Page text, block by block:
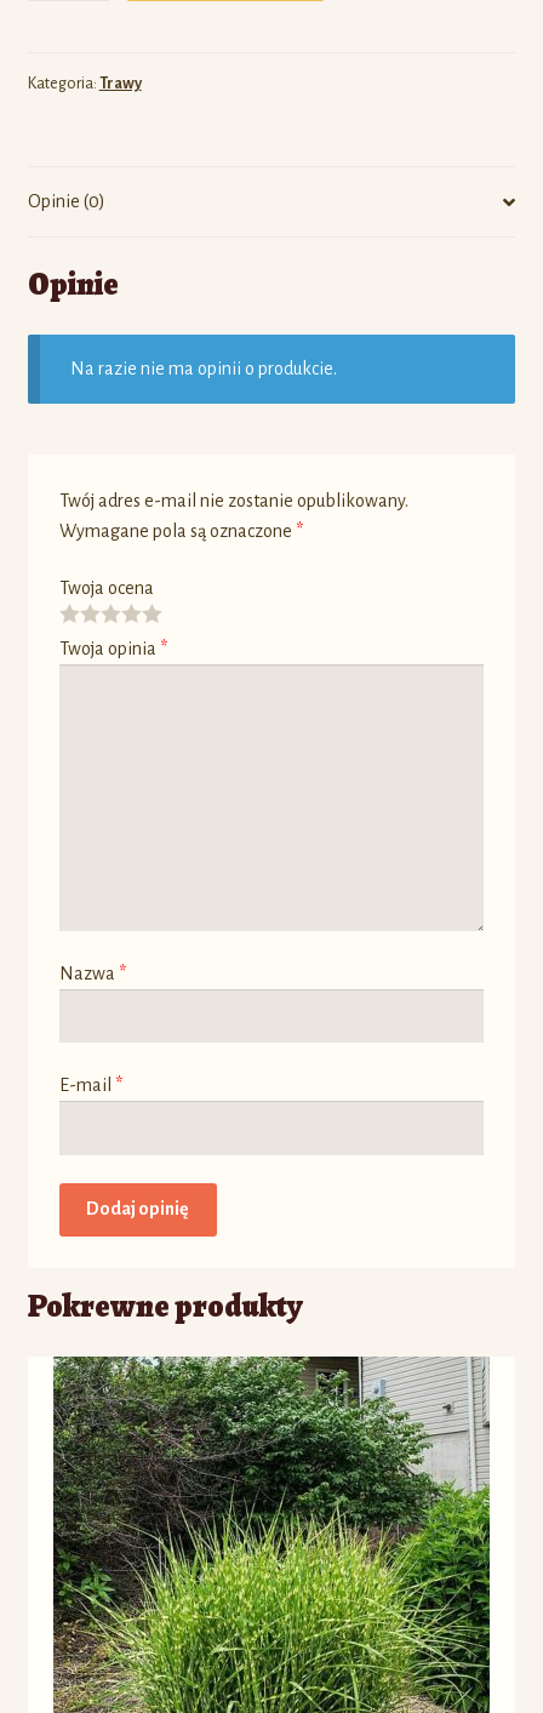
Kategoria: Trawy
Opinie (0)
Opinie
Na razie nie ma opinii o produkcie.
Twój adres e-mail nie zostanie opublikowany.
Wymagane pola są oznaczone *
Twoja ocena
Twoja opinia *
Nazwa *
E-mail *
Pokrewne produkty